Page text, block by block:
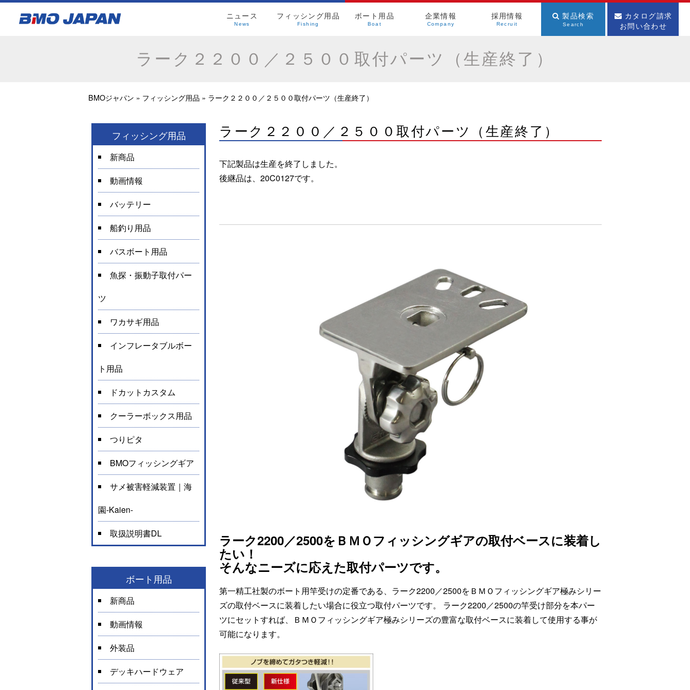
ニュース
News
フィッシング用品
Fishing
ボート用品
Boat
企業情報
Company
採用情報
Recruit
製品検索
Search
カタログ請求
お問い合わせ
ラーク２２００／２５００取付パーツ（生産終了）
BMOジャパン » フィッシング用品 » ラーク２２００／２５００取付パーツ（生産終了）
ラーク２２００／２５００取付パーツ（生産終了）
下記製品は生産を終了しました。
後継品は、 20C0127です。
ラーク2200／2500をＢＭＯフィッシングギアの取付ベースに装着し
たい！
そんなニーズに応えた取付パーツです。
第一精工社製のボート用竿受けの定番である、ラーク2200／2500をＢＭＯフィッシングギア極みシリー
ズの取付ベースに装着したい場合に役立つ取付パーツです。 ラーク2200／2500の竿受け部分を本パー
ツにセットすれば、ＢＭＯフィッシングギア極みシリーズの豊富な取付ベースに装着して使用する事が
可能になります。
フィッシング用品
新商品
動画情報
バッテリー
船釣り用品
バスボート用品
魚探・振動子取付パー
ツ
ワカサギ用品
インフレータブルボー
ト用品
ドカットカスタム
クーラーボックス用品
つりピタ
BMOフィッシングギア
サメ被害軽減装置｜海
園-Kaien-
取扱説明書DL
ボート用品
新商品
動画情報
外装品
デッキハードウェア